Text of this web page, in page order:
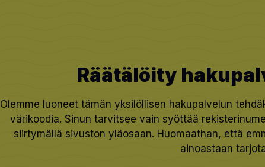
Räätälöity
Olemme luoneet tämän yksilöllisen hakupalvelun
värikoodia. Sinun tarvitsee vain syöttää
siirtymällä sivuston yläosaan. Huomaathan, että
ainoastaan